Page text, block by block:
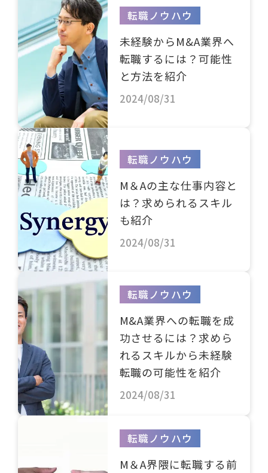
転職ノウハウ
未経験からM&A業界へ
転職するには？可能性
と方法を紹介
2024/08/31
転職ノウハウ
M＆Aの主な仕事内容と
は？求められるスキル
も紹介
2024/08/31
転職ノウハウ
M&A業界への転職を成
功させるには？求めら
れるスキルから未経験
転職の可能性を紹介
2024/08/31
転職ノウハウ
M＆A界隈に転職する前